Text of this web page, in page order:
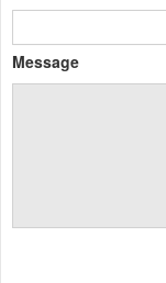
Message